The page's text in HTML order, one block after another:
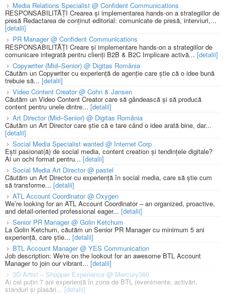
Media Relations Specialist @ Confident Communications
RESPONSABILITĂȚI Crearea și implementarea hands-on a strategiilor de
presă Redactarea de conținut editorial: comunicate de presă, interviuri,...
[detalii]
PR Manager @ Confident Communications
RESPONSABILITĂȚI Creare și implementare hands-on a strategiilor de
comunicare integrată pentru clienți B2B & B2C Implicare activă... [detalii]
Copywriter (Mid–Senior) @ Digitas România
Căutăm un Copywriter cu experiență de agenție care știe că o idee bună
trebuie să... [detalii]
Video Content Creator @ Cohn & Jansen
Căutăm un Video Content Creator care să gândească și să producă
content pentru unele dintre... [detalii]
Art Director (Mid–Senior) @ Digitas România
Căutăm un Art Director care știe că e tare când o idee arată bine, dar...
[detalii]
Social Media Specialist wanted @ Internet Corp
Ești pasionat(ă) de social media, content creation și tendințele digitale?
Ai un ochi format pentru... [detalii]
Social Media Art Director @ pastel
Căutăm un Art Director cu experiență în social media, care să știe cum
să transforme... [detalii]
ATL Account Coordinator @ Oxygen
We’re looking for an ATL Account Coordinator – an organized, proactive,
and detail-oriented professional eager... [detalii]
Senior PR Manager @ Golin Ketchum
La Golin Ketchum, căutăm un Senior PR Manager cu minimum 5 ani
experiență, care știe... [detalii]
BTL Account Manager @ YES Communication
Job description: We're on the lookout for an awesome BTL Account
Manager to join our vibrant... [detalii]
3D Artist – Shopper Experience @ Mercury360
Ai cel puțin 7 ani experiență în zona de BTL (evenimente, activări,
standuri și plasări... [detalii]